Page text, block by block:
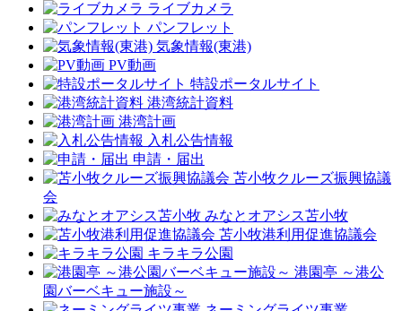
ライブカメラ
パンフレット
気象情報(東港)
PV動画
特設ポータルサイト
港湾統計資料
港湾計画
入札公告情報
申請・届出
苫小牧クルーズ振興協議
会
みなとオアシス苫小牧
苫小牧港利用促進協議会
キラキラ公園
港園亭 ～港公
園バーベキュー施設～